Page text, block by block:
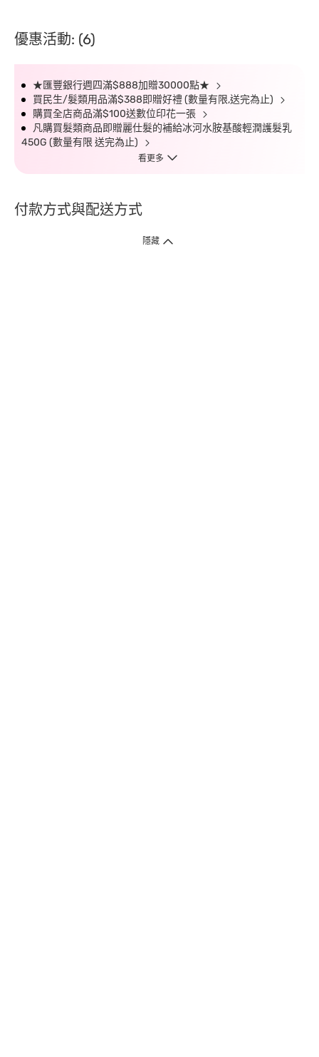
優惠活動: (6)
★匯豐銀行週四滿$888加贈30000點★
買民生/髮類用品滿$388即贈好禮 (數量有限,送完為止)
購買全店商品滿$100送數位印花一張
凡購買髮類商品即贈麗仕髮的補給冰河水胺基酸輕潤護髮乳
450G (數量有限 送完為止)
看更多
付款方式與配送方式
隱藏